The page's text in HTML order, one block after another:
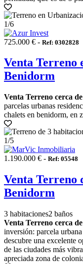
1/6
725.000 € - Ref: 0302828
Venta Terreno
Benidorm
Venta Terreno cerca
parcelas urbanas
chalets en benidorm, en
1/5
1.190.000 € - Ref: 05548
Venta Terreno
Benidorm
3 habitaciones2 baños
Venta Terreno cerca
inversión: parcela
descubre una excelente
de las ciudades más
apreciada zona de